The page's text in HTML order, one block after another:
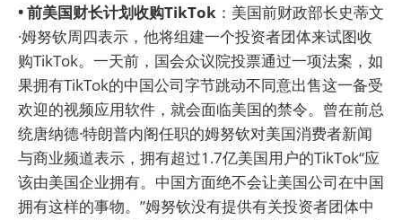
• 前美国财长计划收购TikTok ：美国前财政部长史蒂文
·姆努钦周四表示，他将组建一个投资者团体来试图收
购TikTok。一天前，国会众议院投票通过一项法案，如
果拥有TikTok的中国公司字节跳动不同意出售这一备受
欢迎的视频应用软件，就会面临美国的禁令。曾在前总
统唐纳德·特朗普内阁任职的姆努钦对美国消费者新闻
与商业频道表示，拥有超过1.7亿美国用户的TikTok“应
该由美国企业拥有。中国方面绝不会让美国公司在中国
拥有这样的事物。”姆努钦没有提供有关投资者团体中